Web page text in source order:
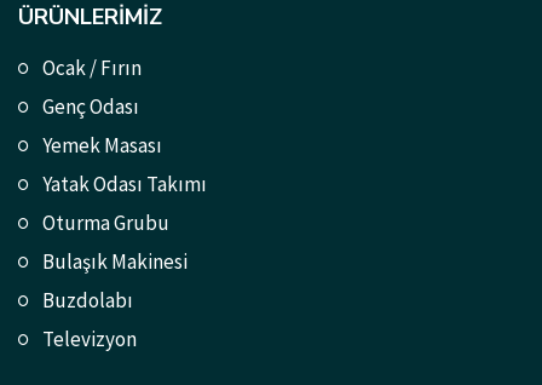
ÜRÜNLERIMIZ
Ocak / Fırın
Genç Odası
Yemek Masası
Yatak Odası Takımı
Oturma Grubu
Bulaşık Makinesi
Buzdolabı
Televizyon